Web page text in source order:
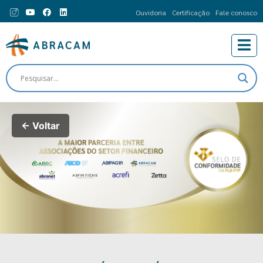
Ouvidoria Certificação Fale conosco
← Voltar